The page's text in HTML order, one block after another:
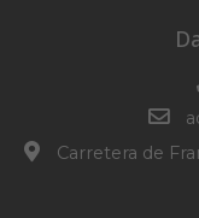
Carretera de